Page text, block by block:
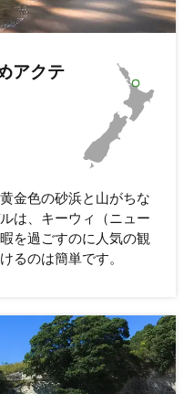
アクテ
金色の砂浜と山がちな
は、キーウィ（ニュー
を過ごすのに人気の観
るのは簡単です。